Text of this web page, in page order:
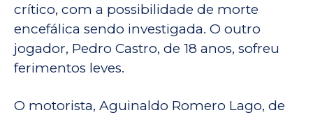
crítico, com a possibilidade de morte
encefálica sendo investigada. O outro
jogador, Pedro Castro, de 18 anos, sofreu
ferimentos leves.
O motorista, Aguinaldo Romero Lago, de